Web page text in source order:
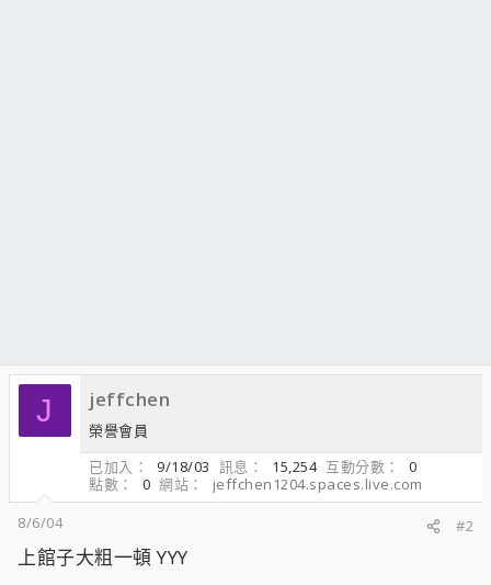
J jeffchen
榮譽會員
已加入
9/18/03 訊息 15,254 互動分數
0
點數
0 網站
jeffchen1204.spaces.live.com
8/6/04
#2
上館子大粗一頓 YYY